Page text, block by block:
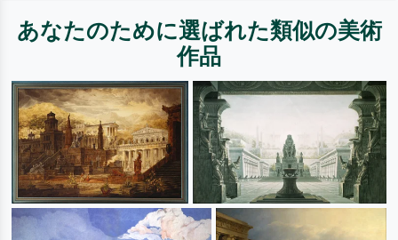
あなたのために選ばれた類似の美術
作品